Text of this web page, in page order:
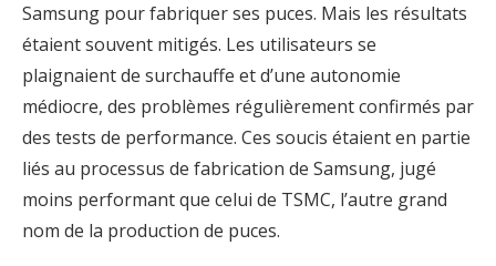
Samsung pour fabriquer ses puces. Mais les résultats
étaient souvent mitigés. Les utilisateurs se
plaignaient de surchauffe et d’une autonomie
médiocre, des problèmes régulièrement confirmés par
des tests de performance. Ces soucis étaient en partie
liés au processus de fabrication de Samsung, jugé
moins performant que celui de TSMC, l’autre grand
nom de la production de puces.